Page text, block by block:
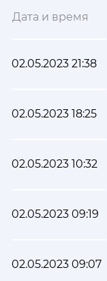
Дата и время
02.05.2023 21:38
02.05.2023 18:25
02.05.2023 10:32
02.05.2023 09:19
02.05.2023 09:07